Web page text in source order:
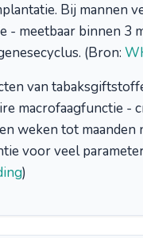
Bij mannen
meetbaar binnen 3
(Bron:
van
macrofaagfunctie -
weken tot maanden
voor veel
)